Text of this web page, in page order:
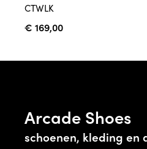
CTWLK
€ 169,00
Arcade Shoes
schoenen, kleding en